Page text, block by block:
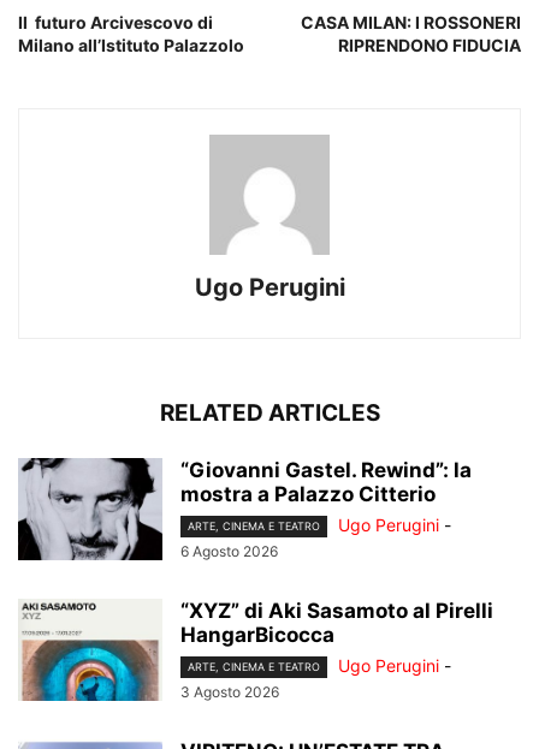
Il futuro Arcivescovo di
Milano all’Istituto Palazzolo
CASA MILAN: I ROSSONERI
RIPRENDONO FIDUCIA
Ugo Perugini
RELATED ARTICLES
“Giovanni Gastel. Rewind”: la
mostra a Palazzo Citterio
ARTE, CINEMA E TEATRO Ugo Perugini -
6 Agosto 2026
“XYZ” di Aki Sasamoto al Pirelli
HangarBicocca
ARTE, CINEMA E TEATRO Ugo Perugini -
3 Agosto 2026